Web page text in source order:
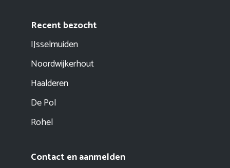
Recent bezocht
IJsselmuiden
Noordwijkerhout
Haalderen
De Pol
Rohel
Contact en aanmelden